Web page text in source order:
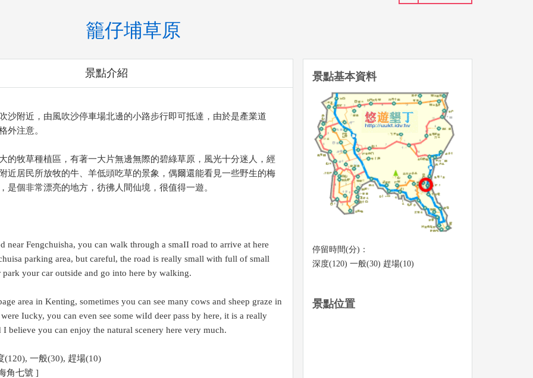
籠仔埔草原
景點介紹
沙附近，由風吹沙停車場北邊的小路步行即可抵達，由於是產業道
外注意。
的牧草種植區，有著一大片無邊無際的碧綠草原，風光十分迷人，經
近居民所放牧的牛、羊低頭吃草的景象，偶爾還能看見一些野生的梅
是個非常漂亮的地方，彷彿人間仙境，很值得一遊。
near Fengchuisha, you can walk through a smaII road to arrive at here
parking area, but careful, the road is really small with full of small
park your car outside and go into here by walking.
area in Kenting, sometimes you can see many cows and sheep graze in
Iucky, you can even see some wiId deer pass by here, it is a really
I believe you can enjoy the natural scenery here very much.
(120), 一般(30), 趕場(10)
角七號 ]
景點基本資料
停留時間(分)：
深度(120) 一般(30) 趕場(10)
景點位置